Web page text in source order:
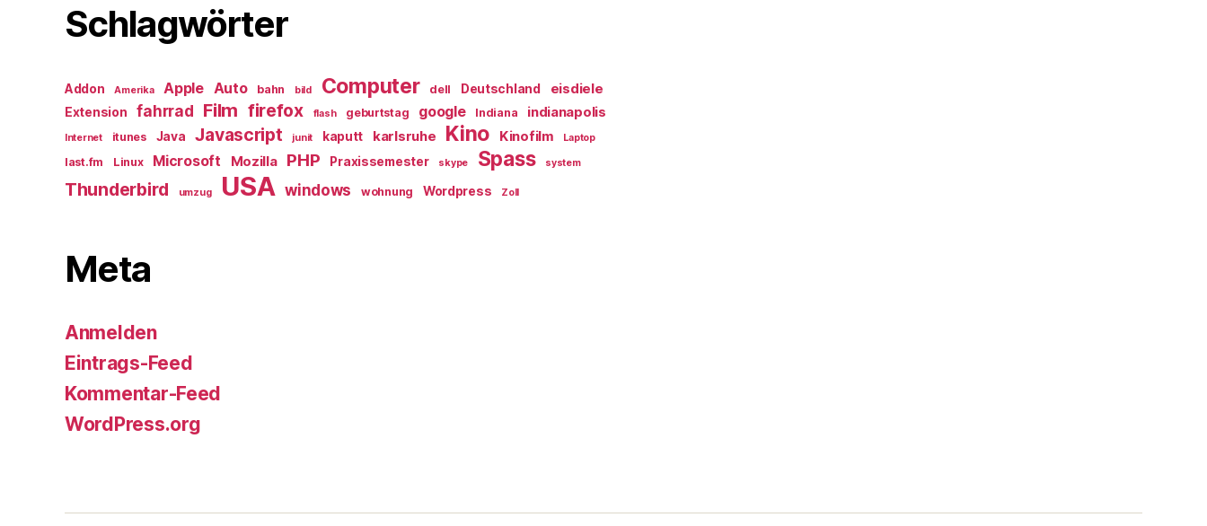
Schlagwörter
Addon Amerika Apple Auto bahn bild Computer dell Deutschland eisdiele
Extension fahrrad Film firefox flash geburtstag google Indiana indianapolis
Internet itunes Java Javascript junit kaputt karlsruhe Kino Kinofilm Laptop
last.fm Linux Microsoft Mozilla PHP Praxissemester skype Spass system
Thunderbird umzug USA windows wohnung Wordpress Zoll
Meta
Anmelden
Eintrags-Feed
Kommentar-Feed
WordPress.org